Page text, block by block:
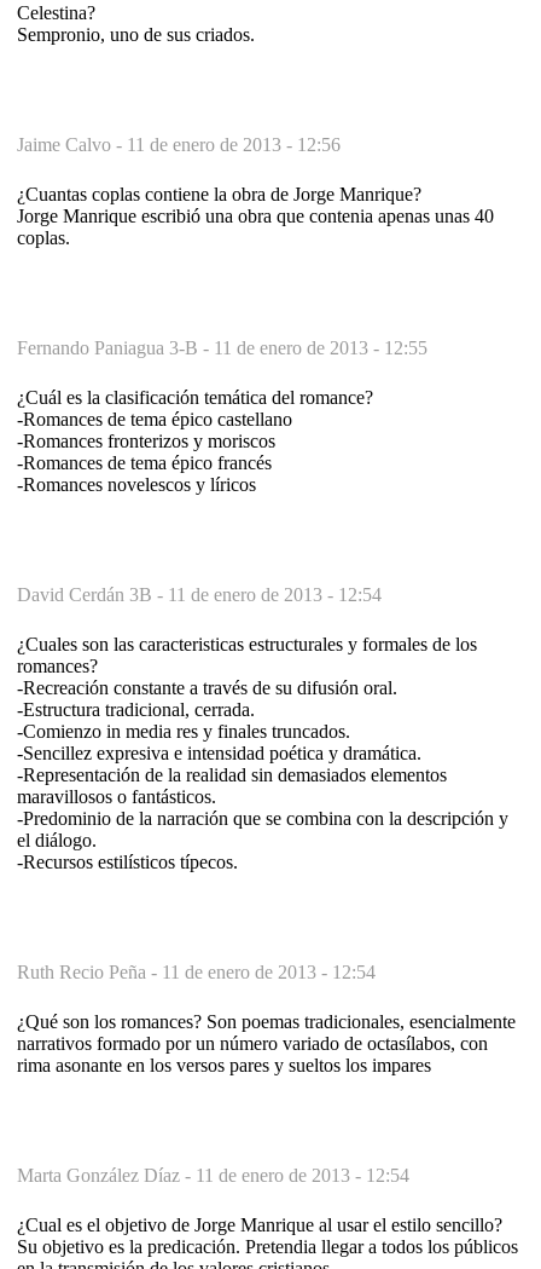
Celestina?
Sempronio, uno de sus criados.
Jaime Calvo - 11 de enero de 2013 - 12:56
¿Cuantas coplas contiene la obra de Jorge Manrique?
Jorge Manrique escribió una obra que contenia apenas unas 40
coplas.
Fernando Paniagua 3-B - 11 de enero de 2013 - 12:55
¿Cuál es la clasificación temática del romance?
-Romances de tema épico castellano
-Romances fronterizos y moriscos
-Romances de tema épico francés
-Romances novelescos y líricos
David Cerdán 3B - 11 de enero de 2013 - 12:54
¿Cuales son las caracteristicas estructurales y formales de los
romances?
-Recreación constante a través de su difusión oral.
-Estructura tradicional, cerrada.
-Comienzo in media res y finales truncados.
-Sencillez expresiva e intensidad poética y dramática.
-Representación de la realidad sin demasiados elementos
maravillosos o fantásticos.
-Predominio de la narración que se combina con la descripción y
el diálogo.
-Recursos estilísticos típecos.
Ruth Recio Peña - 11 de enero de 2013 - 12:54
¿Qué son los romances? Son poemas tradicionales, esencialmente
narrativos formado por un número variado de octasílabos, con
rima asonante en los versos pares y sueltos los impares
Marta González Díaz - 11 de enero de 2013 - 12:54
¿Cual es el objetivo de Jorge Manrique al usar el estilo sencillo?
Su objetivo es la predicación. Pretendia llegar a todos los públicos